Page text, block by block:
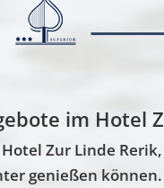
im Hotel
Zur Linde
genießen